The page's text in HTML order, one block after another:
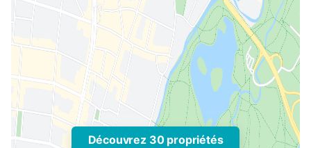
Découvrez 30 propriétés